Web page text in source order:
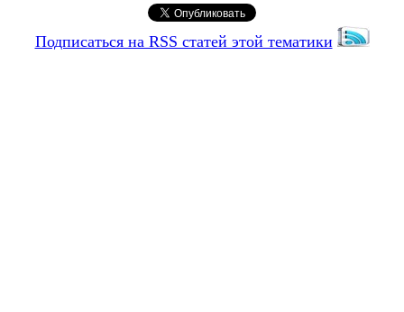
Подписаться на RSS статей этой тематики